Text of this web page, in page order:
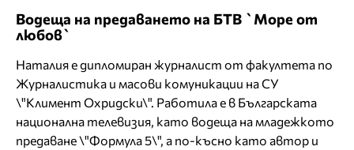
Водеща на предаването на БТВ `Море от
любов`
Наталия е дипломиран журналист от факултета по
Журналистика и масови комуникации на СУ
\"Климент Охридски\". Работила е в Българската
национална телевизия, като водеща на младежкото
предаване \"Формула 5\", а по-късно като автор и